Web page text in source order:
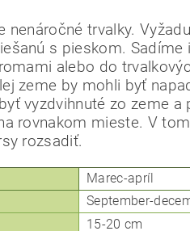
nenáročné trvalky.
s pieskom. Sadíme
alebo do
zeme by mohli byť
vyzdvihnuté zo zeme
rovnakom mieste. V
rozsadiť.
Marec-apríl
September-
15-20 cm